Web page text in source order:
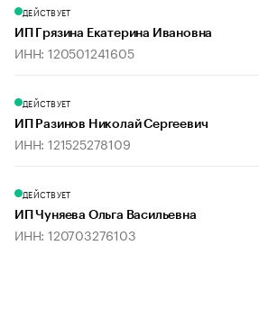
ДЕЙСТВУЕТ
ИП Грязина Екатерина Ивановна
ИНН: 120501241605
ДЕЙСТВУЕТ
ИП Разинов Николай Сергеевич
ИНН: 121525278109
ДЕЙСТВУЕТ
ИП Чуняева Ольга Васильевна
ИНН: 120703276103